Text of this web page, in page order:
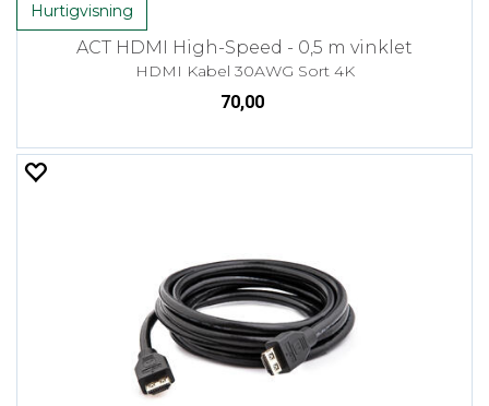
Hurtigvisning
ACT HDMI High-Speed - 0,5 m vinklet
HDMI Kabel 30AWG Sort 4K
70,00